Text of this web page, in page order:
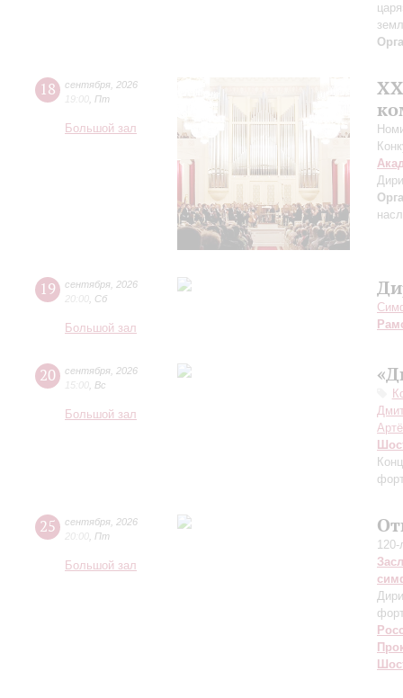
18 сентября 2026
19:00 Пт
Большой зал
19 сентября 2026
20:00 Сб
Большой зал
20 сентября 2026
15:00 Вс
Большой зал
25 сентября 2026
20:00 Пт
Большой зал